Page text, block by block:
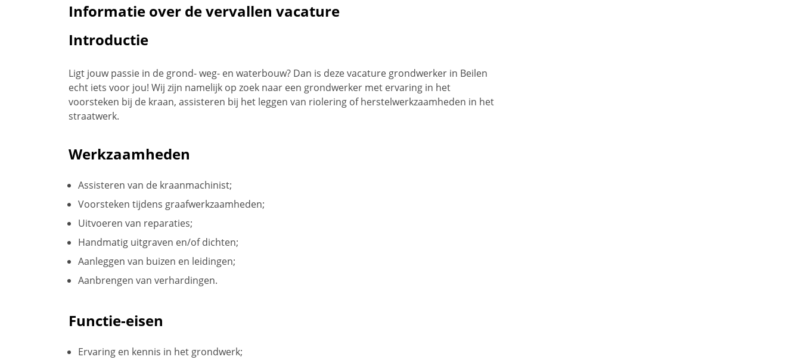
Informatie over de vervallen vacature
Introductie
Ligt jouw passie in de grond- weg- en waterbouw? Dan is deze vacature grondwerker in Beilen
echt iets voor jou! Wij zijn namelijk op zoek naar een grondwerker met ervaring in het
voorsteken bij de kraan, assisteren bij het leggen van riolering of herstelwerkzaamheden in het
straatwerk.
Werkzaamheden
Assisteren van de kraanmachinist;
Voorsteken tijdens graafwerkzaamheden;
Uitvoeren van reparaties;
Handmatig uitgraven en/of dichten;
Aanleggen van buizen en leidingen;
Aanbrengen van verhardingen.
Functie-eisen
Ervaring en kennis in het grondwerk;